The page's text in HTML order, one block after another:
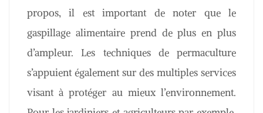
propos, il est important de noter que le
gaspillage alimentaire prend de plus en plus
d’ampleur. Les techniques de permaculture
s’appuient également sur des multiples services
visant à protéger au mieux l’environnement.